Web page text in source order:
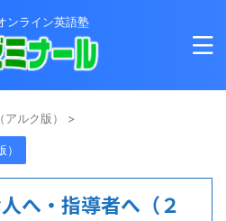
ンライン英語塾
ルク版） >
へ・指導者へ（２